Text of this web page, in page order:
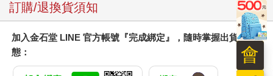
訂購/退換貨須知
加入金石堂 LINE 官方帳號『完成綁定』，隨時掌握出貨動
態：
會